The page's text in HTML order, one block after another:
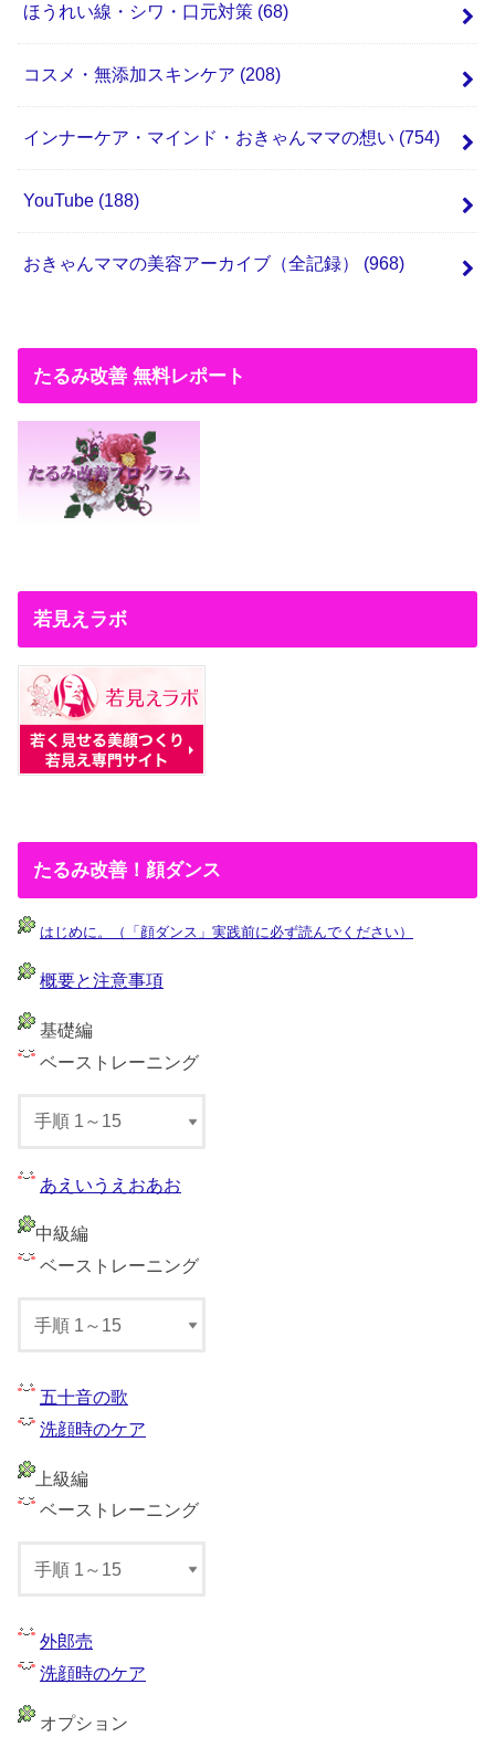
ほうれい線・シワ・口元対策 (68)
コスメ・無添加スキンケア (208)
インナーケア・マインド・おきゃんママの想い (754)
YouTube (188)
おきゃんママの美容アーカイブ（全記録） (968)
たるみ改善 無料レポート
若見えラボ
たるみ改善！顔ダンス
はじめに。（「顔ダンス」実践前に必ず読んでください）
概要と注意事項
基礎編
ベーストレーニング
あえいうえおあお
中級編
ベーストレーニング
五十音の歌
洗顔時のケア
上級編
ベーストレーニング
外郎売
洗顔時のケア
オプション